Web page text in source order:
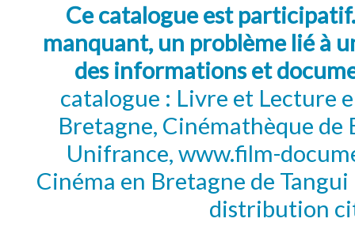
Ce catalogue est
manquant, un problème lié à
des informations et
catalogue : Livre et Lecture
Bretagne, Cinémathèque de
Unifrance, www.film-
Cinéma en Bretagne de
distribution